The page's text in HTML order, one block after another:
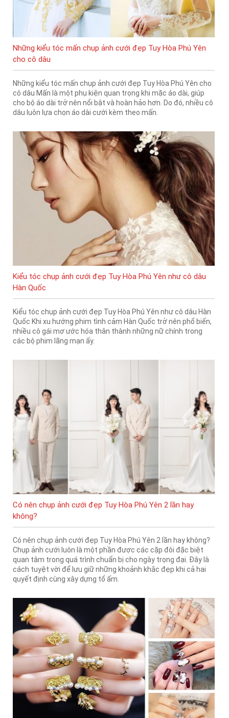
Những kiểu tóc mấn chụp ảnh cưới đẹp Tuy Hòa Phú Yên
cho cô dâu
Những kiểu tóc mấn chụp ảnh cưới đẹp Tuy Hòa Phú Yên cho
cô dâu Mấn là một phụ kiện quan trọng khi mặc áo dài, giúp
cho bộ áo dài trở nên nổi bật và hoàn hảo hơn. Do đó, nhiều cô
dâu luôn lựa chọn áo dài cưới kèm theo mấn.
Kiểu tóc chụp ảnh cưới đẹp Tuy Hòa Phú Yên như cô dâu
Hàn Quốc
Kiểu tóc chụp ảnh cưới đẹp Tuy Hòa Phú Yên như cô dâu Hàn
Quốc Khi xu hướng phim tình cảm Hàn Quốc trở nên phổ biến,
nhiều cô gái mơ ước hóa thân thành những nữ chính trong
các bộ phim lãng mạn ấy.
Có nên chụp ảnh cưới đẹp Tuy Hòa Phú Yên 2 lần hay
không?
Có nên chụp ảnh cưới đẹp Tuy Hòa Phú Yên 2 lần hay không?
Chụp ảnh cưới luôn là một phần được các cặp đôi đặc biệt
quan tâm trong quá trình chuẩn bị cho ngày trọng đại. Đây là
cách tuyệt vời để lưu giữ những khoảnh khắc đẹp khi cả hai
quyết định cùng xây dựng tổ ấm.